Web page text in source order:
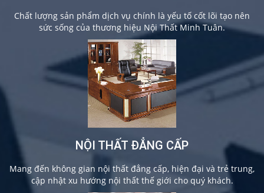
Chất lượng sản phẩm dịch vụ chính là yếu tố cốt lõi tạo nên
sức sống của thương hiệu Nội Thất Minh Tuân.
NỘI THẤT ĐẲNG CẤP
Mang đến không gian nội thất đẳng cấp, hiện đại và trẻ trung,
cập nhật xu hướng nội thất thế giới cho quý khách.